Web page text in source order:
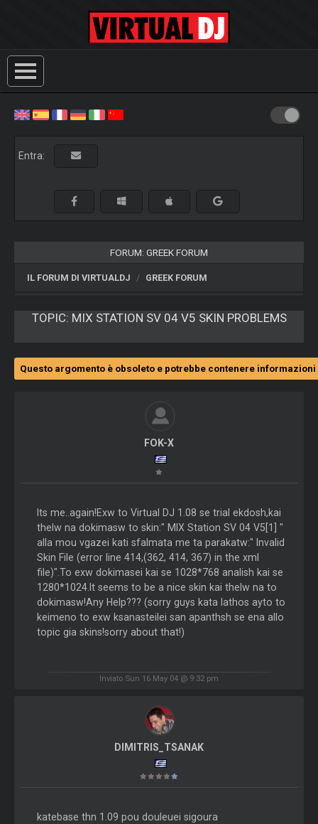
Entra:
FORUM: GREEK FORUM
IL FORUM DI VIRTUALDJ GREEK FORUM
TOPIC: MIX STATION SV 04 V5 SKIN PROBLEMS
Questo argomento è obsoleto e potrebbe contenere
FOK-X
Its me..again!Exw to Virtual DJ 1.08 se trial ekdosh,kai
thelw na dokimasw to skin:" MIX Station SV 04 V5[1] "
alla mou vgazei kati sfalmata me ta parakatw:" Invalid
Skin File (error line 414,(362, 414, 367) in the xml
file)".To exw dokimasei kai se 1028*768 analish kai se
1280*1024.It seems to be a nice skin kai thelw na to
dokimasw!Any Help??? (sorry guys kata lathos ayto to
keimeno to exw ksanasteilei san apanthsh se ena allo
topic gia skins!sorry about that!)
Inviato Sun 16 May 04 @ 9:32 pm
DIMITRIS_TSANAK
katebase thn 1.09 pou douleuei sigoura